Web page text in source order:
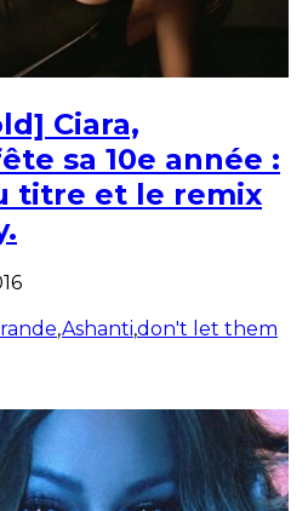
Ciara,
sa 10e année :
titre et le remix
,Ashanti,don't let them